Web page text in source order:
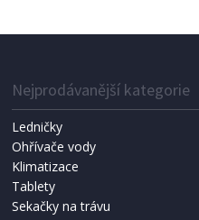
Lenco BTP 200BK
Nejprodávanější kategorie
Ledničky
Ohřívače vody
Klimatizace
Tablety
Sekačky na trávu